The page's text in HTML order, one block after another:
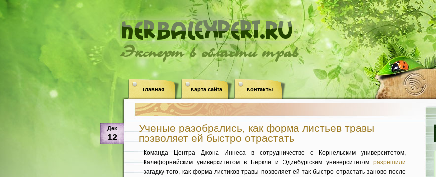
Эксперт в области трав
Главная Карта сайта Контакты
Дек
12
Ученые разобрались, как форма листьев травы
позволяет ей быстро отрастать
Команда Центра Джона Иннеса в сотрудничестве с Корнельским университетом,
Калифорнийским университетом в Беркли и Эдинбургским университетом разрешили
загадку того, как форма листиков травы позволяет ей так быстро отрастать заново после